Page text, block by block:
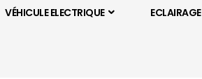
VÉHICULE ELECTRIQUE ECLAIRAGE